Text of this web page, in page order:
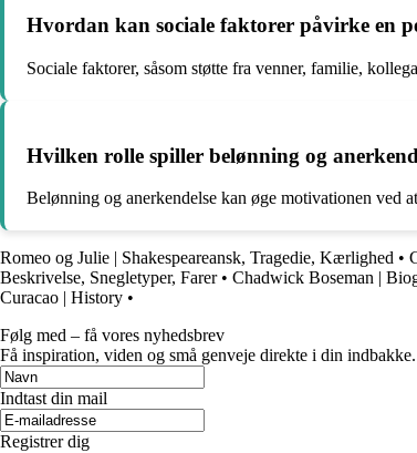
Hvordan kan sociale faktorer påvirke en
Sociale faktorer, såsom støtte fra venner, familie,
Hvilken rolle spiller belønning og
Belønning og anerkendelse kan øge motivationen ved
Romeo og Julie | Shakespeareansk, Tragedie, Kærlighed •
Beskrivelse, Snegletyper, Farer• Chadwick Boseman |
Curacao | History •
Følg med – få vores nyhedsbrev
Få inspiration, viden og små genveje direkte i din indbakke.
Indtast din mail
Registrer dig